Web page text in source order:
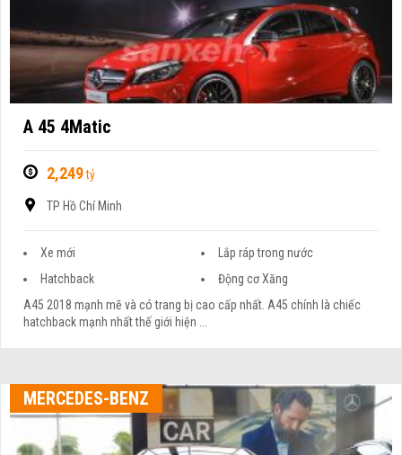
A 45 4Matic
2,249tỷ
TP Hồ Chí Minh
Xe mới
Lắp ráp trong nước
Hatchback
Động cơ Xăng
A45 2018 mạnh mẽ và có trang bị cao cấp nhất. A45 chính là chiếc
hatchback mạnh nhất thế giới hiện ...
MERCEDES-BENZ